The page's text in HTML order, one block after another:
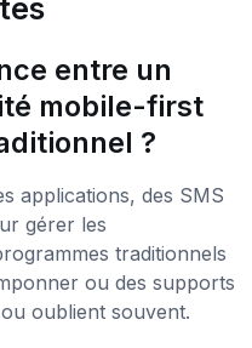
entre un
mobile-first
?
applications, des SMS
gérer les
traditionnels
ou des supports
oublient souvent.